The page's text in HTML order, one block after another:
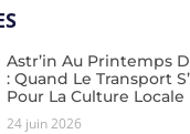
Astr’in Au Printemps
: Quand Le Transport
Pour La Culture Locale
24 juin 2026